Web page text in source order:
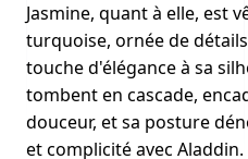
Jasmine, quant à elle, est
turquoise, ornée de
touche d'élégance à sa
tombent en cascade,
douceur, et sa posture
et complicité avec Aladdin.